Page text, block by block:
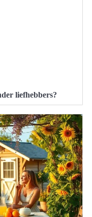
liefhebbers?